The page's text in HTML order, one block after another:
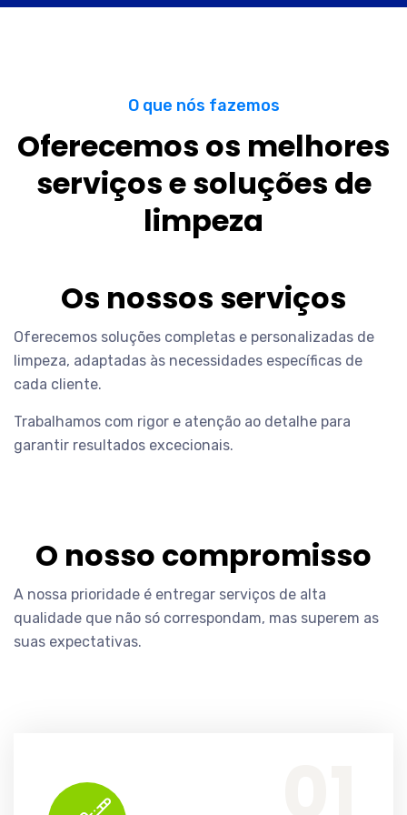
O que nós fazemos
Oferecemos os melhores
serviços e soluções de
limpeza
Os nossos serviços
Oferecemos soluções completas e personalizadas de
limpeza, adaptadas às necessidades específicas de
cada cliente.
Trabalhamos com rigor e atenção ao detalhe para
garantir resultados excecionais.
O nosso compromisso
A nossa prioridade é entregar serviços de alta
qualidade que não só correspondam, mas superem as
suas expectativas.